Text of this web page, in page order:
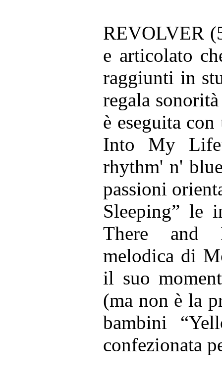
REVOLVER
e articolato
raggiunti in
regala
è eseguita
Into My
rhythm' n'
passioni
Sleeping” le
There and
melodica di
il suo
(ma non è la
bambini
confezionata